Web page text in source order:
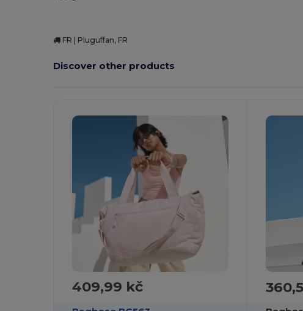
FR | Pluguffan, FR
Discover other products
409,99 kč